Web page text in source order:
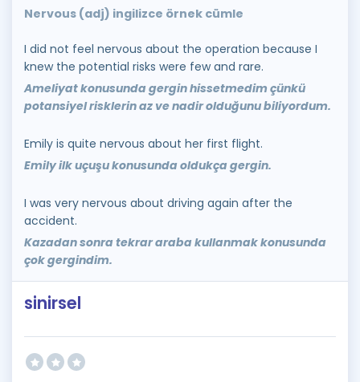
Nervous (adj) ingilizce örnek cümle
I did not feel nervous about the operation because I
knew the potential risks were few and rare.
Ameliyat konusunda gergin hissetmedim çünkü
potansiyel risklerin az ve nadir olduğunu biliyordum.
Emily is quite nervous about her first flight.
Emily ilk uçuşu konusunda oldukça gergin.
I was very nervous about driving again after the
accident.
Kazadan sonra tekrar araba kullanmak konusunda
çok gergindim.
sinirsel